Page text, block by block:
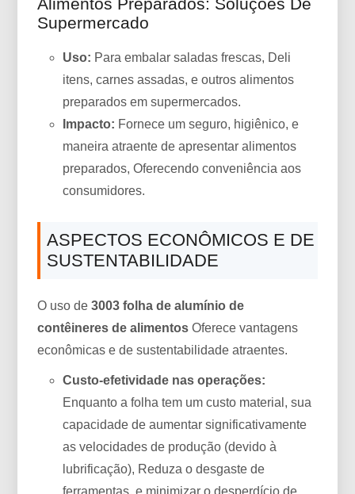
Alimentos Preparados: Soluções De
Supermercado
Uso: Para embalar saladas frescas, Deli
itens, carnes assadas, e outros alimentos
preparados em supermercados.
Impacto: Fornece um seguro, higiênico, e
maneira atraente de apresentar alimentos
preparados, Oferecendo conveniência aos
consumidores.
ASPECTOS ECONÔMICOS E DE
SUSTENTABILIDADE
O uso de3003 folha de alumínio de
contêineres de alimentos Oferece vantagens
econômicas e de sustentabilidade atraentes.
Custo-efetividade nas operações:
Enquanto a folha tem um custo material, sua
capacidade de aumentar significativamente
as velocidades de produção (devido à
lubrificação), Reduza o desgaste de